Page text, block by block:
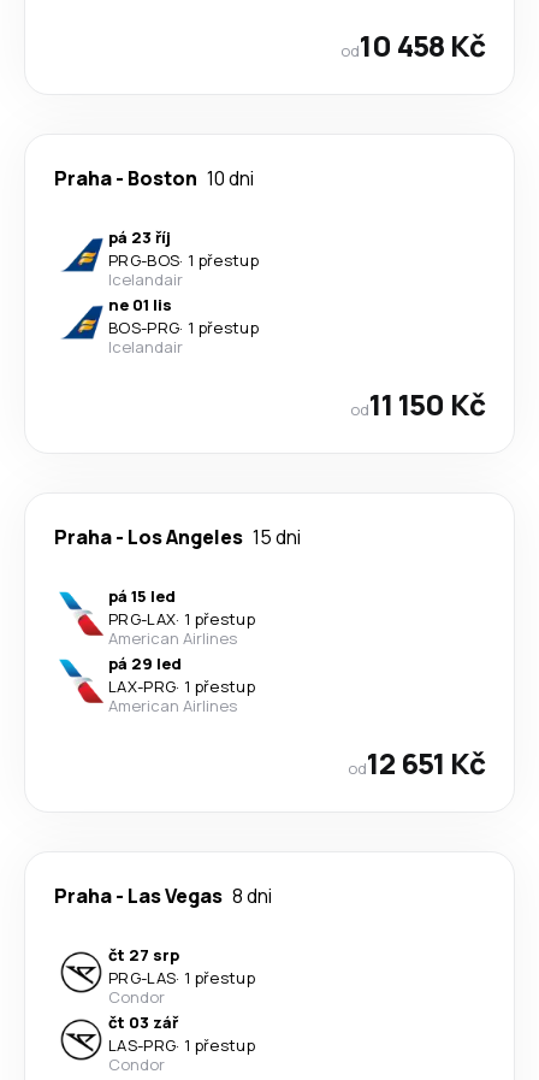
od10 458 Kč
Praha- Boston 10 dni
pá 23 říj
PRG-BOS· 1 přestup
Icelandair
ne 01 lis
BOS-PRG· 1 přestup
Icelandair
od11 150 Kč
Praha- Los Angeles 15 dni
pá 15 led
PRG-LAX· 1 přestup
American Airlines
pá 29 led
LAX-PRG· 1 přestup
American Airlines
od12 651 Kč
Praha- Las Vegas 8 dni
čt 27 srp
PRG-LAS· 1 přestup
Condor
čt 03 zář
LAS-PRG· 1 přestup
Condor